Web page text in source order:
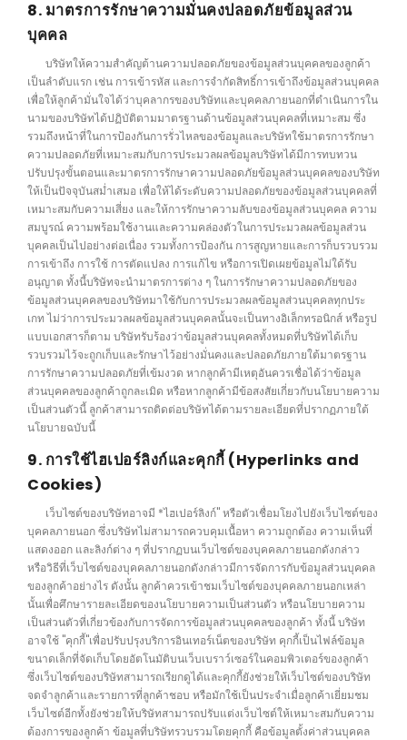
8. มาตรการรักษาความมั่นคงปลอดภัยข้อมูลส่วน
บุคคล
บริษัทให้ความสำคัญต้านความปลอดภัยของข้อมูลส่วนบุคคลของลูกค้า
เป็นลำดับแรก เช่น การเข้ารหัส และการจำกัดสิทธิ์การเข้าถึงข้อมูลส่วนบุคคล
เพื่อให้ลูกค้ามั่นใจได้ว่าบุคลากรของบริษัทและบุคคลภายนอกที่ดำเนินการใน
นามของบริษัทได้ปฏิบัติตามมาตรฐานด้านข้อมูลส่วนบุคคลที่เหมาะสม ซึ่ง
รวมถึงหน้าที่ในการป้องกันการรั่วไหลของข้อมูลและบริษัทใช้มาตรการรักษา
ความปลอดภัยที่เหมาะสมกับการประมวลผลข้อมูลบริษัทได้มีการทบทวน
ปรับปรุงขั้นตอนและมาตรการรักษาความปลอดภัยข้อมูลส่วนบุคคลของบริษัท
ให้เป็นปัจจุบันสม่ำเสมอ เพื่อให้ได้ระดับความปลอดภัยของข้อมูลส่วนบุคคลที่
เหมาะสมกับความเสี่ยง และให้การรักษาความลับของข้อมูลส่วนบุคคล ความ
สมบูรณ์ ความพร้อมใช้งานและความคล่องตัวในการประมวลผลข้อมูลส่วน
บุคคลเป็นไปอย่างต่อเนื่อง รวมทั้งการป้องกัน การสูญหายและการก็บรวบรวม
การเข้าถึง การใช้ การตัดแปลง การแก้ไข หรือการเปิดเผยข้อมูลไม่ใด้รับ
อนุญาต ทั้งนี้บริษัทจะนำมาตรการต่าง ๆ ในการรักษาความปลอดภัยของ
ข้อมูลส่วนบุคคลของบริษัทมาใช้กับการประมวลผลข้อมูลส่วนบุคคลทุกประ
เกท ไม่ว่าการประมวลผลข้อมูลส่วนบุคคลนั้นจะเป็นทางอิเล็กทรอนิกส์ หรือรูป
แบบเอกสารก็ตาม บริษัทรับร้องว่าข้อมูลส่วนบุคคลทั้งหมดที่บริษัทได้เก็บ
รวบรวมไว้จะถูกเก็บและรักษาไว้อย่างมั่นคงและปลอดภัยภายใต้มาตรฐาน
การรักษาความปลอดภัยที่เข้มงวด หากลูกค้ามีเหตุอันควรเชื่อได้ว่าข้อมูล
ส่วนบุคคลของลูกค้าถูกละเมิด หรือหากลูกค้ามีข้อสงสัยเกี่ยวกับนโยบายความ
เป็นส่วนตัวนี้ ลูกค้าสามารถติดต่อบริษัทได้ตามรายละเอียดที่ปรากฏภายใต้
นโยบายฉบับนี้
9. การใช้ไฮเปอร์ลิงก์และคุกกี้ (Hyperlinks and
Cookies)
เว็บไซต์ของบริษัทอาจมี *ไฮเปอร์ลิงก์" หรือตัวเชื่อมโยงไปยังเว็บไซต์ของ
บุคคลภายนอก ซึ่งบริษัทไม่สามารถควบคุมเนื้อหา ความถูกต้อง ความเห็นที่
แสดงออก และลิงก์ต่าง ๆ ที่ปรากฏบนเว็บไซต์ของบุคคลภายนอกดังกล่าว
หรือวิธีที่เว็บไซต์ของบุคคลภายนอกดังกล่าวมีการจัดการกับข้อมูลส่วนบุคคล
ของลูกค้าอย่างไร ดังนั้น ลูกค้าควรเข้าชมเว็บไซต์ของบุคคลภายนอกเหล่า
นั้นเพื่อศึกษารายละเอียดของนโยบายความเป็นส่วนตัว หรือนโยบายความ
เป็นส่วนตัวที่เกี่ยวข้องกับการจัดการข้อมูลส่วนบุคคลของลูกค้า ทั้งนี้ บริษัท
อาจใช้ "คุกกี้"เพื่อปรับปรุงบริการอินเทอร์เน็ตของบริษัท คุกกี้เป็นไฟล์ข้อมูล
ขนาดเล็กที่จัดเก็บโดยอัตโนมัติบนเว็บเบราว์เซอร์ในคอมพิวเตอร์ของลูกค้า
ซึ่งเว็บไซต์ของบริษัทสามารถเรียกดูได้และคุกกี้ยังช่วยให้เว็บไซต์ของบริษัท
จดจำลูกค้าและรายการที่ลูกค้าชอบ หรือมักใช้เป็นประจำเมื่อลูกค้าเยี่ยมชม
เว็บไซต์อีกทั้งยังช่วยให้บริษัทสามารถปรับแต่งเว็บไซต์ให้เหมาะสมกับความ
ต้องการของลูกค้า ข้อมูลที่บริษัทรวบรวมโดยคุกกี้ คือข้อมูลตั้งค่าส่วนบุคคล